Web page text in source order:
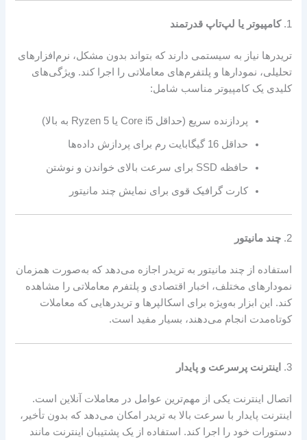
1. کامپیوتر یا لپ‌تاپ قدرتمند
تریدرها نیاز به سیستمی دارند که بتواند بدون مشکل، نرم‌افزارهای
تحلیلی، نمودارها و پلتفرم‌های معاملاتی را اجرا کند. ویژگی‌های
کلیدی یک کامپیوتر مناسب شامل:
پردازنده سریع (حداقل Core i5 یا Ryzen 5 به بالا)
حداقل 16 گیگابایت رم برای پردازش داده‌ها
حافظه SSD برای سرعت بالای خواندن و نوشتن
کارت گرافیک قوی برای نمایش چند مانیتور
2. چند مانیتور
استفاده از چند مانیتور به تریدر اجازه می‌دهد که به‌صورت همزمان
نمودارهای مختلف، اخبار اقتصادی و پلتفرم معاملاتی را مشاهده
کند. این ابزار به‌ویژه برای اسکالپرها و تریدرهایی که معاملات
کوتاه‌مدت انجام می‌دهند، بسیار مفید است.
3. اینترنت پرسرعت و پایدار
اتصال اینترنت یکی از مهم‌ترین عوامل در معاملات آنلاین است.
اینترنت پایدار با سرعت بالا به تریدر امکان می‌دهد که بدون تأخیر،
دستورات خود را اجرا کند. استفاده از یک پشتیبان اینترنت مانند